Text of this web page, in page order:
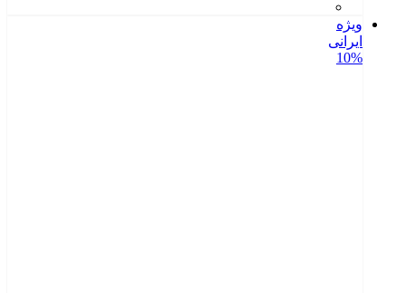
ویژه
ایرانی
10%